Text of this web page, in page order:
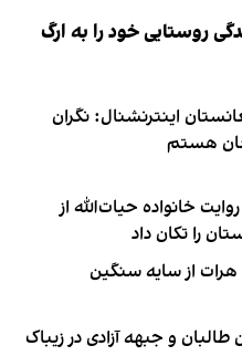
روستایی خود را به ارگ
اینترنشنال: نگران
هستم
خانواده حیات‌الله از
را تکان داد
هرات از سایه سنگین
طالبان و جبهه آزادی در زیباک